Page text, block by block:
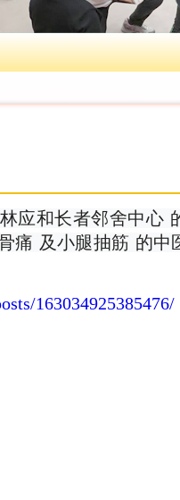
应和长者邻舍中心
痛 及小腿抽筋 的中
163034925385476/